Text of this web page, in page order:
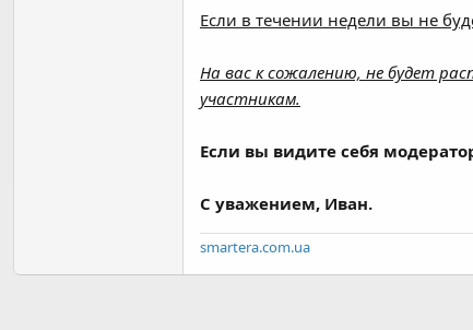
Если в течении недели вы не
На вас к сожалению, не будет
участникам.
Если вы видите себя
С уважением, Иван.
smartera.com.ua